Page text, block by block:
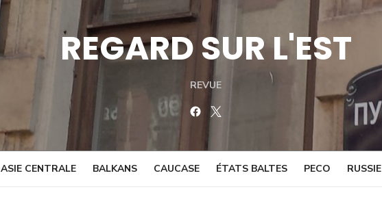
REGARD SUR L'EST
REVUE
Facebook
ASIE CENTRALE BALKANS CAUCASE ÉTATS BALTES PECO RUSSIE